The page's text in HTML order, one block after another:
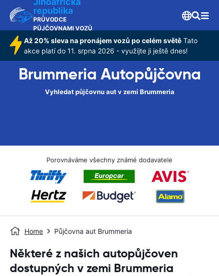
republika
PRŮVODCE
PŮJČOVNAMI VOZŮ
Až 20% sleva na pronájem vozů po celém světě Tato
akce platí do 11. srpna 2026 - využijte ji ještě dnes!
Brummeria Autopůjčovna
Vyhledat půjčovnu aut v zemi Brummeria
Porovnáváme všechny známé dodavatele
Home Půjčovna aut Brummeria
Některé z našich autopůjčoven
dostupných v zemi Brummeria